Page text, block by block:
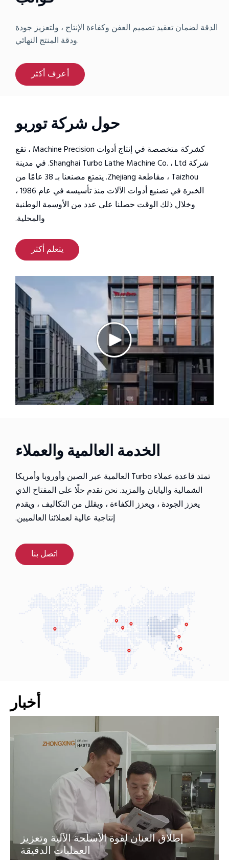
الدقة لضمان تعقيد تصميم العفن وكفاءة الإنتاج ، ولتعزيز جودة
ودقة المنتج النهائي.
أعرف أكثر
حول شركة توربو
كشركة متخصصة في إنتاج أدوات Machine Precision ، تقع
شركة Shanghai Turbo Lathe Machine Co. ، Ltd. في مدينة
Taizhou ، مقاطعة Zhejiang. يتمتع مصنعنا بـ 38 عامًا من
الخبرة في تصنيع أدوات الآلات منذ تأسيسه في عام 1986 ،
وخلال ذلك الوقت حصلنا على عدد من الأوسمة الوطنية
والمحلية.
يتعلم أكثر
الخدمة العالمية والعملاء
تمتد قاعدة عملاء Turbo العالمية عبر الصين وأوروبا وأمريكا
الشمالية واليابان والمزيد. نحن نقدم حلًا على المفتاح الذي
يعزز الجودة ، ويعزز الكفاءة ، ويقلل من التكاليف ، ويقدم
إنتاجية عالية لعملائنا العالميين.
اتصل بنا
أخبار
إطلاق العنان لقوة الأسلحة الآلية وتعزيز
العمليات الدقيقة